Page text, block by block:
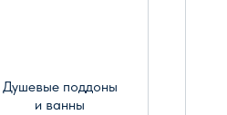
Душевые поддоны
и ванны